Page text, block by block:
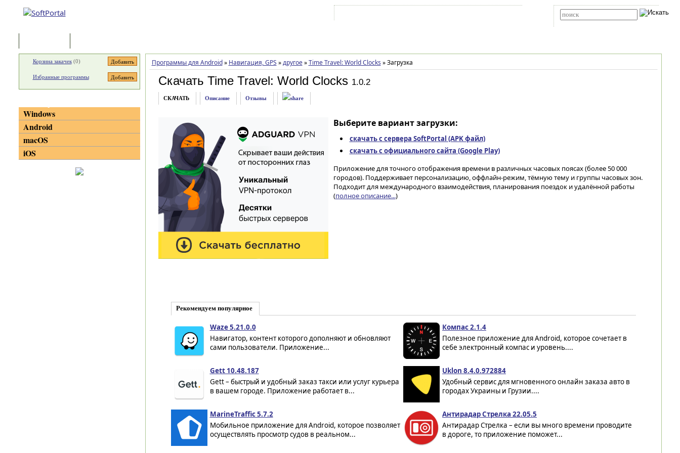
Программы для Android » Навигация, GPS » другое » Time Travel: World Clocks »Загрузка
Скачать Time Travel: World Clocks 1.0.2
СКАЧАТЬ Описание Отзывы
Выберите вариант загрузки:
скачать с сервера SoftPortal (APK файл)
скачать с официального сайта (Google Play)
Приложение для точного отображения времени в различных часовых поясах (более 50 000
городов). Поддерживает персонализацию, оффлайн-режим, тёмную тему и группы часовых зон.
Подходит для международного взаимодействия, планирования поездок и удалённой работы
(полное описание...)
Рекомендуем популярное
Waze 5.21.0.0
Навигатор, контент которого дополняют и обновляют
сами пользователи. Приложение...
Компас 2.1.4
Полезное приложение для Android, которое сочетает в
себе электронный компас и уровень....
Gett 10.48.187
Gett – быстрый и удобный заказ такси или услуг курьера
в вашем городе. Приложение работает в...
Uklon 8.4.0.972884
Удобный сервис для мгновенного онлайн заказа авто в
городах Украины и Грузии....
MarineTraffic 5.7.2
Мобильное приложение для Android, которое позволяет
осуществлять просмотр судов в реальном...
Антирадар Стрелка 22.05.5
Антирадар Стрелка – если вы много времени проводите
в дороге, то приложение поможет...
Корзина закачек(0)
Избранные программы
Windows
Android
macOS
iOS